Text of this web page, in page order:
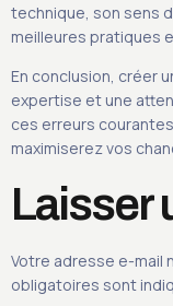
technique, son sens
meilleures pratiques
En conclusion, créer
expertise et une
ces erreurs
maximiserez vos
Laisser
Votre adresse e-mail
obligatoires sont